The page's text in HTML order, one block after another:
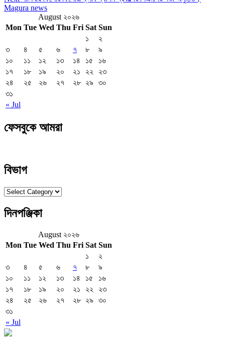
Post
Magura news
August ২০২৬
Mon Tue Wed Thu Fri Sat Sun
« Jul
১
২
৩
৪ ৫ ৬ ৭ ৮
৯
১০
১১ ১২ ১৩ ১৪ ১৫
১৬
১৭
১৮ ১৯ ২০ ২১ ২২
২৩
২৪
২৫ ২৬ ২৭ ২৮ ২৯
৩০
৩১
ফেসবুকে আমরা
বিভাগ
বিভাগ
দিনপঞ্জিকা
August ২০২৬
Mon Tue Wed Thu Fri Sat Sun
« Jul
১
২
৩
৪ ৫ ৬ ৭ ৮
৯
১০
১১ ১২ ১৩ ১৪ ১৫
১৬
১৭
১৮ ১৯ ২০ ২১ ২২
২৩
২৪
২৫ ২৬ ২৭ ২৮ ২৯
৩০
৩১